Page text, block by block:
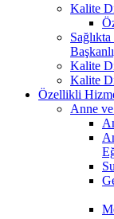
Kalite
Kalite
Kalite
Özellikli
Anne